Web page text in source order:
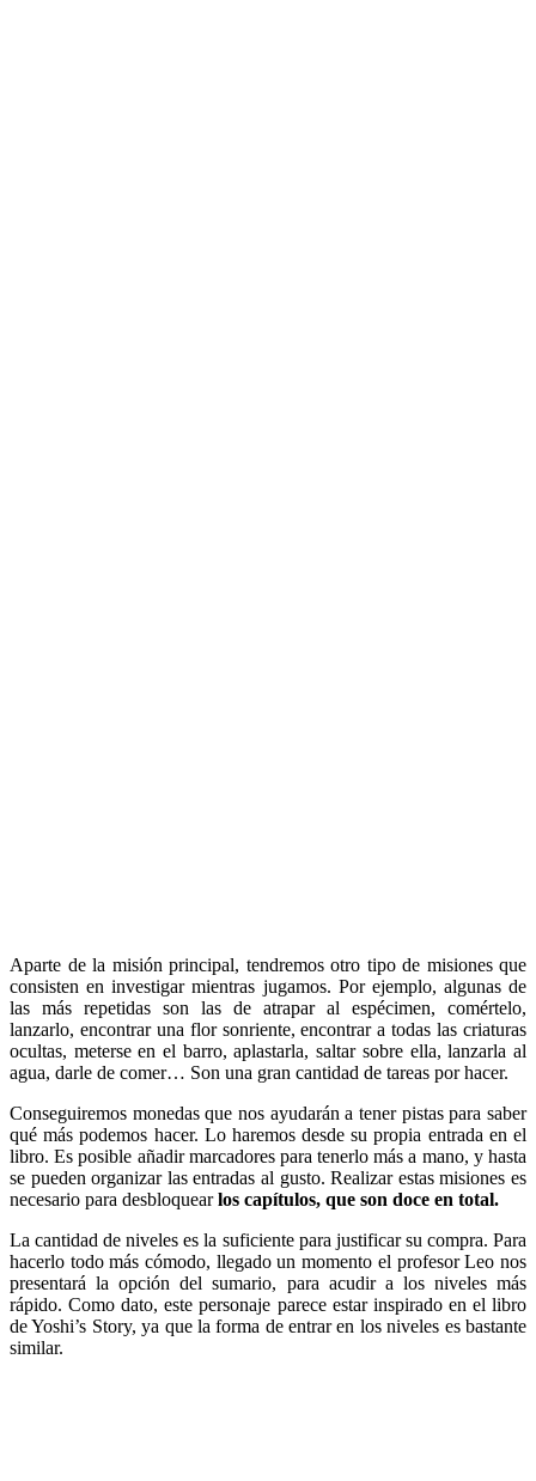
Aparte de la misión principal, tendremos otro tipo de misiones que
consisten en investigar mientras jugamos. Por ejemplo, algunas de
las más repetidas son las de atrapar al espécimen, comértelo,
lanzarlo, encontrar una flor sonriente, encontrar a todas las criaturas
ocultas, meterse en el barro, aplastarla, saltar sobre ella, lanzarla al
agua, darle de comer… Son una gran cantidad de tareas por hacer.
Conseguiremos monedas que nos ayudarán a tener pistas para saber
qué más podemos hacer. Lo haremos desde su propia entrada en el
libro. Es posible añadir marcadores para tenerlo más a mano, y hasta
se pueden organizar las entradas al gusto. Realizar estas misiones es
necesario para desbloquearlos capítulos, que son doce en total.
La cantidad de niveles es la suficiente para justificar su compra. Para
hacerlo todo más cómodo, llegado un momento el profesor Leo nos
presentará la opción del sumario, para acudir a los niveles más
rápido. Como dato, este personaje parece estar inspirado en el libro
de Yoshi’s Story, ya que la forma de entrar en los niveles es bastante
similar.